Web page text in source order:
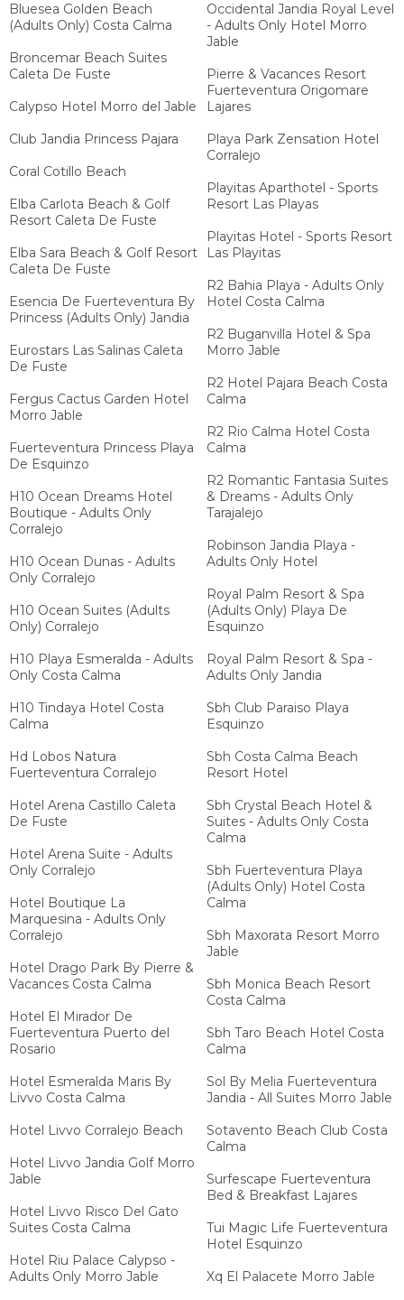
Bluesea Golden Beach
(Adults Only) Costa Calma
Broncemar Beach Suites
Caleta De Fuste
Calypso Hotel Morro del Jable
Club Jandia Princess Pajara
Coral Cotillo Beach
Elba Carlota Beach & Golf
Resort Caleta De Fuste
Elba Sara Beach & Golf Resort
Caleta De Fuste
Esencia De Fuerteventura By
Princess (Adults Only) Jandia
Eurostars Las Salinas Caleta
De Fuste
Fergus Cactus Garden Hotel
Morro Jable
Fuerteventura Princess Playa
De Esquinzo
H10 Ocean Dreams Hotel
Boutique - Adults Only
Corralejo
H10 Ocean Dunas - Adults
Only Corralejo
H10 Ocean Suites (Adults
Only) Corralejo
H10 Playa Esmeralda - Adults
Only Costa Calma
H10 Tindaya Hotel Costa
Calma
Hd Lobos Natura
Fuerteventura Corralejo
Hotel Arena Castillo Caleta
De Fuste
Hotel Arena Suite - Adults
Only Corralejo
Hotel Boutique La
Marquesina - Adults Only
Corralejo
Hotel Drago Park By Pierre &
Vacances Costa Calma
Hotel El Mirador De
Fuerteventura Puerto del
Rosario
Hotel Esmeralda Maris By
Livvo Costa Calma
Hotel Livvo Corralejo Beach
Hotel Livvo Jandia Golf Morro
Jable
Hotel Livvo Risco Del Gato
Suites Costa Calma
Hotel Riu Palace Calypso -
Adults Only Morro Jable
Occidental Jandia Royal Level
- Adults Only Hotel Morro
Jable
Pierre & Vacances Resort
Fuerteventura Origomare
Lajares
Playa Park Zensation Hotel
Corralejo
Playitas Aparthotel - Sports
Resort Las Playas
Playitas Hotel - Sports Resort
Las Playitas
R2 Bahia Playa - Adults Only
Hotel Costa Calma
R2 Buganvilla Hotel & Spa
Morro Jable
R2 Hotel Pajara Beach Costa
Calma
R2 Rio Calma Hotel Costa
Calma
R2 Romantic Fantasia Suites
& Dreams - Adults Only
Tarajalejo
Robinson Jandia Playa -
Adults Only Hotel
Royal Palm Resort & Spa
(Adults Only) Playa De
Esquinzo
Royal Palm Resort & Spa -
Adults Only Jandia
Sbh Club Paraiso Playa
Esquinzo
Sbh Costa Calma Beach
Resort Hotel
Sbh Crystal Beach Hotel &
Suites - Adults Only Costa
Calma
Sbh Fuerteventura Playa
(Adults Only) Hotel Costa
Calma
Sbh Maxorata Resort Morro
Jable
Sbh Monica Beach Resort
Costa Calma
Sbh Taro Beach Hotel Costa
Calma
Sol By Melia Fuerteventura
Jandia - All Suites Morro Jable
Sotavento Beach Club Costa
Calma
Surfescape Fuerteventura
Bed & Breakfast Lajares
Tui Magic Life Fuerteventura
Hotel Esquinzo
Xq El Palacete Morro Jable